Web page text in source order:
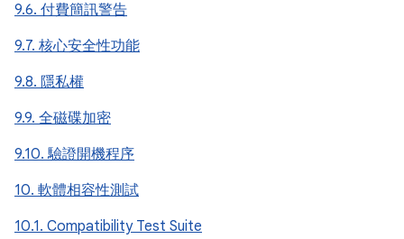
9.6. 付費簡訊警告
9.7. 核心安全性功能
9.8. 隱私權
9.9. 全磁碟加密
9.10. 驗證開機程序
10. 軟體相容性測試
10.1. Compatibility Test Suite